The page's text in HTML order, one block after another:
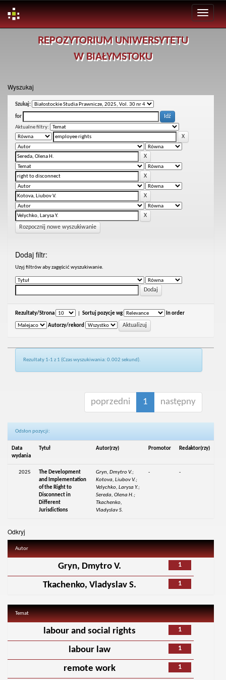
REPOZYTORIUM UNIWERSYTETU
W BIAŁYMSTOKU
Wyszukaj
Szukaj:
for
Aktualne filtry:
Rozpocznij nowe wyszukiwanie
Dodaj filtr:
Uzyj filtrów aby zagęścić wyszukiwanie.
Rezultaty/Strona Sortuj pozycje wg In order
Autorzy/rekord
Rezultaty 1-1 z 1 (Czas wyszukiwania: 0.002 sekund).
poprzedni 1 następny
Odsłon pozycji:
Data
wydania
Tytuł Autor(rzy) Promotor Redaktor(rzy)
2025
The Development
and Implementation
of the Right to
Disconnect in
Different
Jurisdictions
Gryn, Dmytro V.;
Kotova, Liubov V.;
Velychko, Larysa Y.;
Sereda, Olena H.;
Tkachenko,
Vladyslav S.
- -
Odkryj
Autor
1
Gryn, Dmytro V.
1
Tkachenko, Vladyslav S.
Temat
1
labour and social rights
1
labour law
1
remote work